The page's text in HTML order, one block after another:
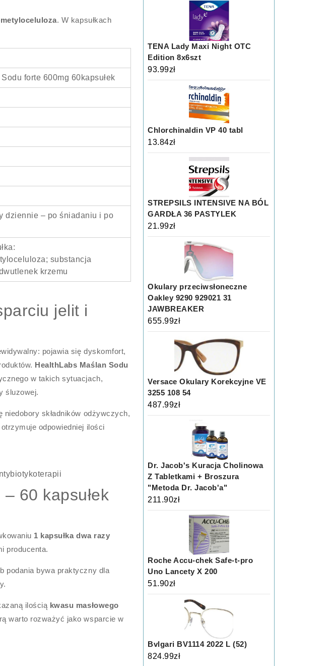
. W kapsułkach
forte 600mg 60kapsułek
dziennie – po śniadaniu i po
substancja
krzemu
jelit i
pojawia się dyskomfort,
HealthLabs Maślan Sodu
w takich sytuacjach,
śluzowej.
składników odżywczych,
odpowiedniej ilości
60 kapsułek
1 kapsułka dwa razy
producenta.
podania bywa praktyczny dla
ilością kwasu masłowego
warto rozważyć jako wsparcie w
TENA Lady Maxi Night OTC
Edition 8x6szt
93.99zł
Chlorchinaldin VP 40 tabl
13.84zł
STREPSILS INTENSIVE NA BÓL
GARDŁA 36 PASTYLEK
21.99zł
Okulary przeciwsłoneczne
Oakley 9290 929021 31
JAWBREAKER
655.99zł
Versace Okulary Korekcyjne VE
3255 108 54
487.99zł
Dr. Jacob's Kuracja Cholinowa
Z Tabletkami + Broszura
"Metoda Dr. Jacob'a"
211.90zł
Roche Accu-chek Safe-t-pro
Uno Lancety X 200
51.90zł
Bvlgari BV1114 2022 L (52)
824.99zł